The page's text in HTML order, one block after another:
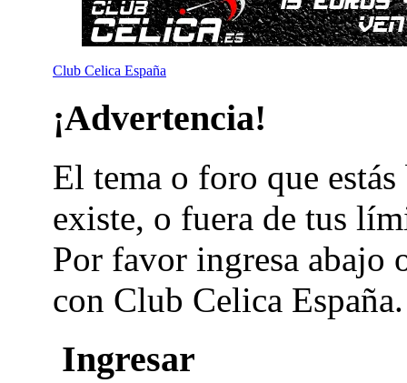
Club Celica España
¡Advertencia!
El tema o foro que
existe, o fuera de tus
Por favor ingresa abajo
con Club Celica España.
Ingresar